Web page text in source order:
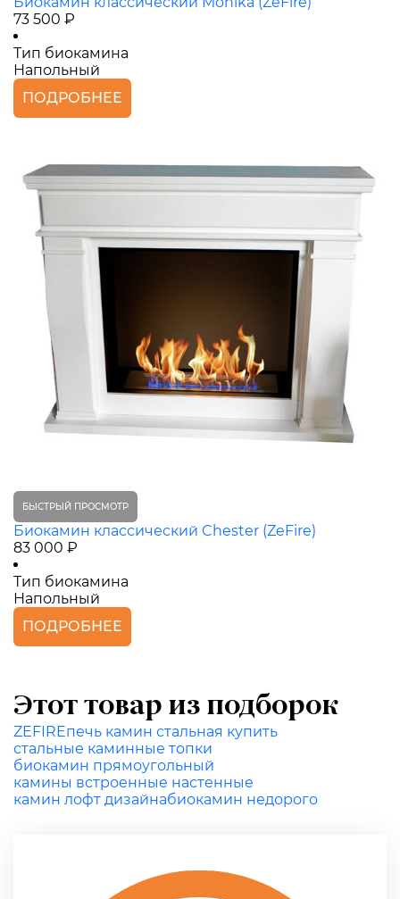
73 500 ₽
Тип биокамина
Напольный
ПОДРОБНЕЕ
БЫСТРЫЙ ПРОСМОТР
Биокамин классический Chester (ZeFire)
83 000 ₽
Тип биокамина
Напольный
ПОДРОБНЕЕ
Этот товар из подборок
ZEFIREпечь камин стальная купить
стальные каминные топки
биокамин прямоугольный
камины встроенные настенные
камин лофт дизайнабиокамин недорого